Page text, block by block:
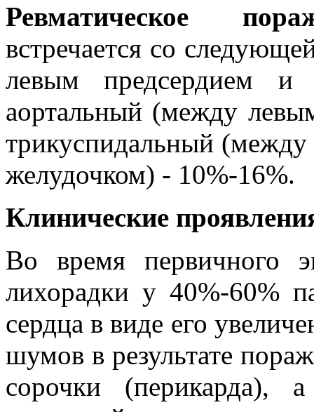
Ревматическое
встречается со
левым предсердием
аортальный (между
трикуспидальный
желудочком) - 10%-16%.
Клинические
Во время первичного
лихорадки у 40%-60%
сердца в виде его
шумов в результате
сорочки (перикарда),